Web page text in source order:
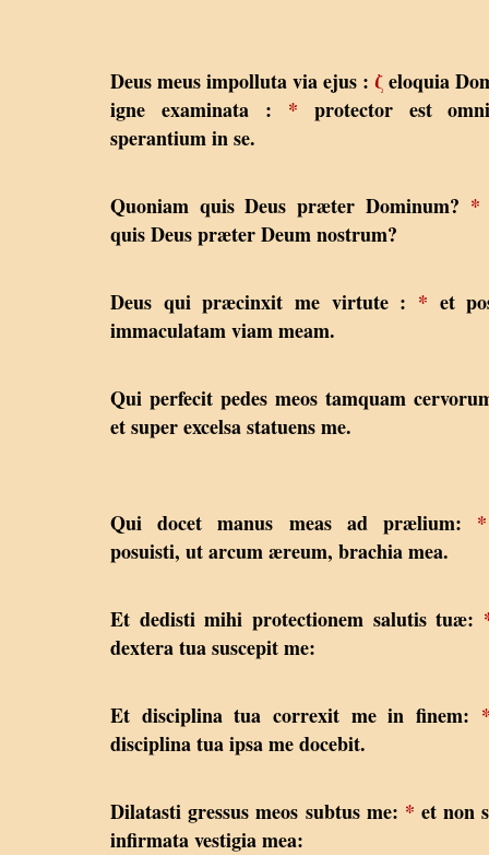
Deus meus impolluta via ejus :ζeloquia
igne examinata : * protector est
sperantium in se.
Quoniam quis Deus præter Dominum? *
quis Deus præter Deum nostrum?
Deus qui præcinxit me virtute : * et
immaculatam viam meam.
Qui perfecit pedes meos tamquam
et super excelsa statuens me.
Qui docet manus meas ad prælium: *
posuisti, ut arcum æreum, brachia mea.
Et dedisti mihi protectionem salutis tuæ:
dextera tua suscepit me:
Et disciplina tua correxit me in finem:
disciplina tua ipsa me docebit.
Dilatasti gressus meos subtus me: * et non
infirmata vestigia mea: